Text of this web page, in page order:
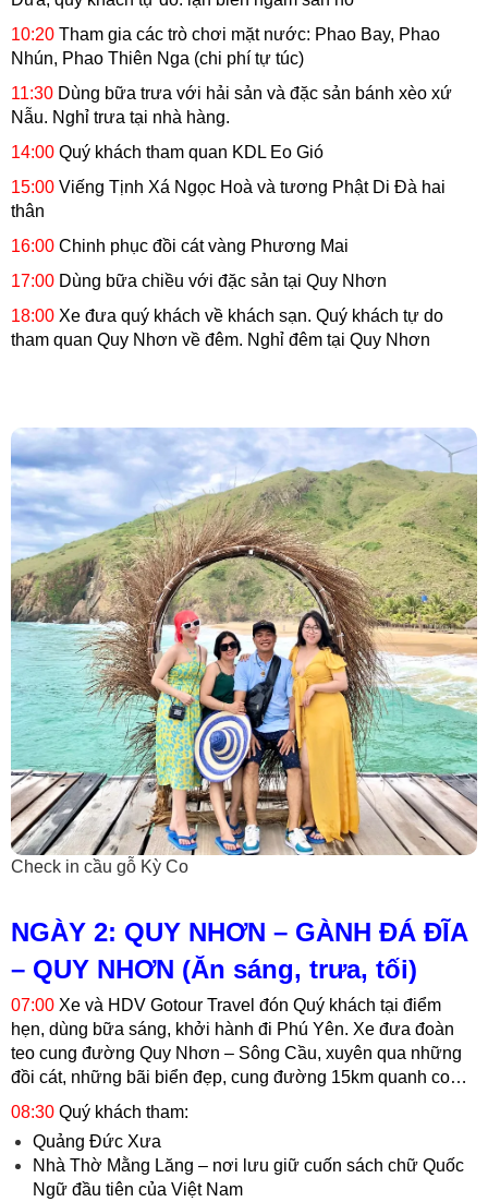
10:20 Tham gia các trò chơi mặt nước: Phao Bay, Phao
Nhún, Phao Thiên Nga (chi phí tự túc)
11:30 Dùng bữa trưa với hải sản và đặc sản bánh xèo xứ
Nẫu. Nghỉ trưa tại nhà hàng.
14:00 Quý khách tham quan KDL Eo Gió
15:00 Viếng Tịnh Xá Ngọc Hoà và tương Phật Di Đà hai
thân
16:00 Chinh phục đồi cát vàng Phương Mai
17:00 Dùng bữa chiều với đặc sản tại Quy Nhơn
18:00 Xe đưa quý khách về khách sạn. Quý khách tự do
tham quan Quy Nhơn về đêm. Nghỉ đêm tại Quy Nhơn
Check in cầu gỗ Kỳ Co
NGÀY 2: QUY NHƠN – GÀNH ĐÁ ĐĨA
– QUY NHƠN (Ăn sáng, trưa, tối)
07:00 Xe và HDV Gotour Travel đón Quý khách tại điểm
hẹn, dùng bữa sáng, khởi hành đi Phú Yên. Xe đưa đoàn
teo cung đường Quy Nhơn – Sông Cầu, xuyên qua những
đồi cát, những bãi biển đẹp, cung đường 15km quanh co…
08:30 Quý khách tham:
Quảng Đức Xưa
Nhà Thờ Mằng Lăng – nơi lưu giữ cuốn sách chữ Quốc
Ngữ đầu tiên của Việt Nam